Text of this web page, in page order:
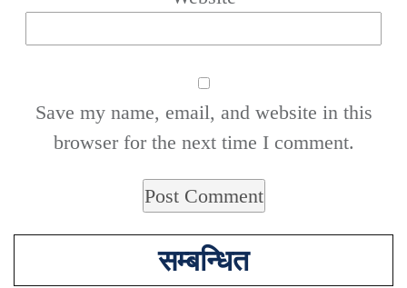
Save my name, email, and website in this
browser for the next time I comment.
सम्बन्धित